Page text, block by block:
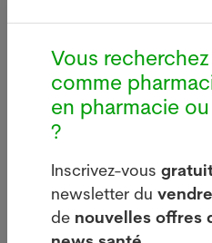
Vous
comme
en pharmacie
?
Inscrivez-vous
newsletter du
de nouvelles offres